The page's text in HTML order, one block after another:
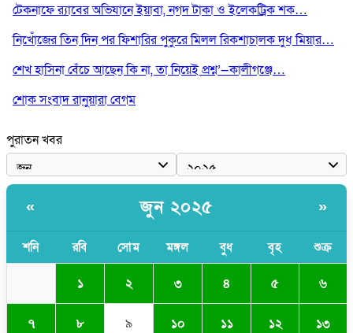
টেকনাফে র‌্যাবের অভিযানে ইয়াবা, নগদ টাকা ও ইলেকট্রিক শক…
নিখোঁজের তিন দিন পর ফিশারির পুকুরে মিলল রিকশাচালক দুধ মিয়ার…
শেখ হাসিনা বেঁচে আছেন কি না, তা নিয়েই প্রশ্ন’—কালীগঞ্জে…
শোক সংবাদ রানুয়ারা বেগম
পুরাতন খবর
« জুন ২০২৫ »
শনি রবি সোম মঙ্গল বুধ বৃহ শুক্র
১ ২ ৩ ৪ ৫ ৬
৭ ৮ ৯ ১০ ১১ ১২ ১৩